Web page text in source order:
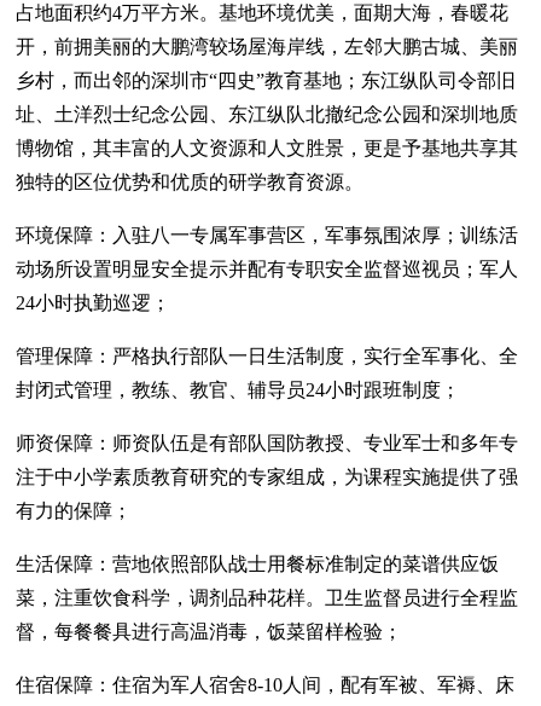
占地面积约4万平方米。基地环境优美，面期大海，春暖花
开，前拥美丽的大鹏湾较场屋海岸线，左邻大鹏古城、美丽
乡村，而出邻的深圳市“四史”教育基地；东江纵队司令部旧
址、土洋烈士纪念公园、东江纵队北撤纪念公园和深圳地质
博物馆，其丰富的人文资源和人文胜景，更是予基地共享其
独特的区位优势和优质的研学教育资源。
环境保障：入驻八一专属军事营区，军事氛围浓厚；训练活
动场所设置明显安全提示并配有专职安全监督巡视员；军人
24小时执勤巡逻；
管理保障：严格执行部队一日生活制度，实行全军事化、全
封闭式管理，教练、教官、辅导员24小时跟班制度；
师资保障：师资队伍是有部队国防教授、专业军士和多年专
注于中小学素质教育研究的专家组成，为课程实施提供了强
有力的保障；
生活保障：营地依照部队战士用餐标准制定的菜谱供应饭
菜，注重饮食科学，调剂品种花样。卫生监督员进行全程监
督，每餐餐具进行高温消毒，饭菜留样检验；
住宿保障：住宿为军人宿舍8-10人间，配有军被、军褥、床